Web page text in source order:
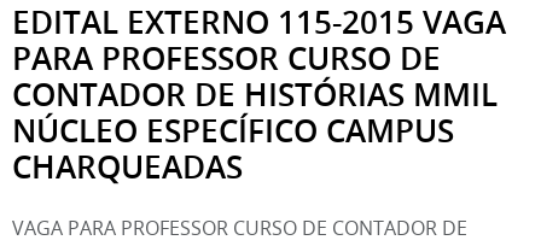
EDITAL EXTERNO 115-2015 VAGA
PARA PROFESSOR CURSO DE
CONTADOR DE HISTÓRIAS MMIL
NÚCLEO ESPECÍFICO CAMPUS
CHARQUEADAS
VAGA PARA PROFESSOR CURSO DE CONTADOR DE